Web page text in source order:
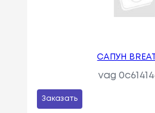
САПУН
vag
Заказать